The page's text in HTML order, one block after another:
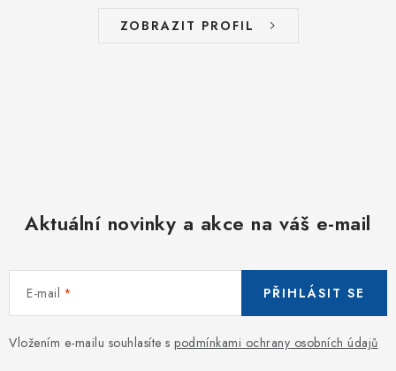
ZOBRAZIT PROFIL
Aktuální novinky a akce na váš e-mail
E-mail
Vložením e-mailu souhlasíte s podmínkami ochrany osobních údajů
PŘIHLÁSIT SE